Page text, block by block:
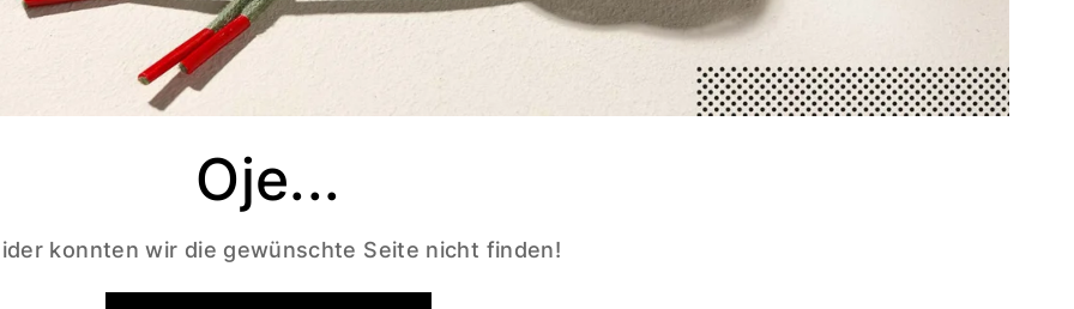
Oje...
konnten wir die gewünschte Seite nicht finden!